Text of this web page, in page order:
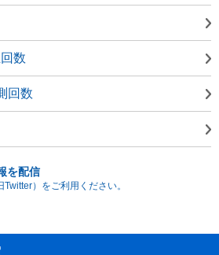
数
回数
を配信
）をご利用ください。